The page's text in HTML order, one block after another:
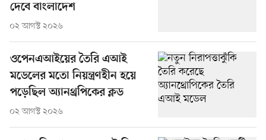
দেবে বাংলাদেশ
০২ আগস্ট ২০২৬
ওপেনএআইয়ের তৈরি এআই
মডেলের মতো নিয়ন্ত্রণহীন হয়ে
পড়েছিল অ্যানথ্রপিকের ক্লড
০২ আগস্ট ২০২৬